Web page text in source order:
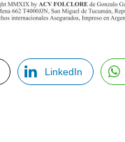
LinkedIn